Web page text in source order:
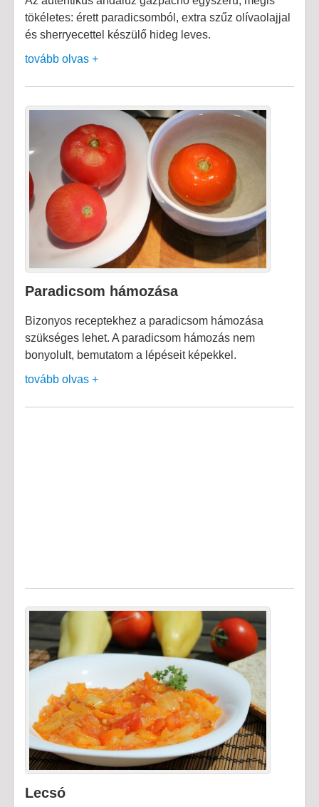
tökéletes: érett paradicsomból, extra szűz olívaolajjal
és sherryecettel készülő hideg leves.
tovább olvas +
Paradicsom hámozása
Bizonyos receptekhez a paradicsom hámozása
szükséges lehet. A paradicsom hámozás nem
bonyolult, bemutatom a lépéseit képekkel.
tovább olvas +
Lecsó